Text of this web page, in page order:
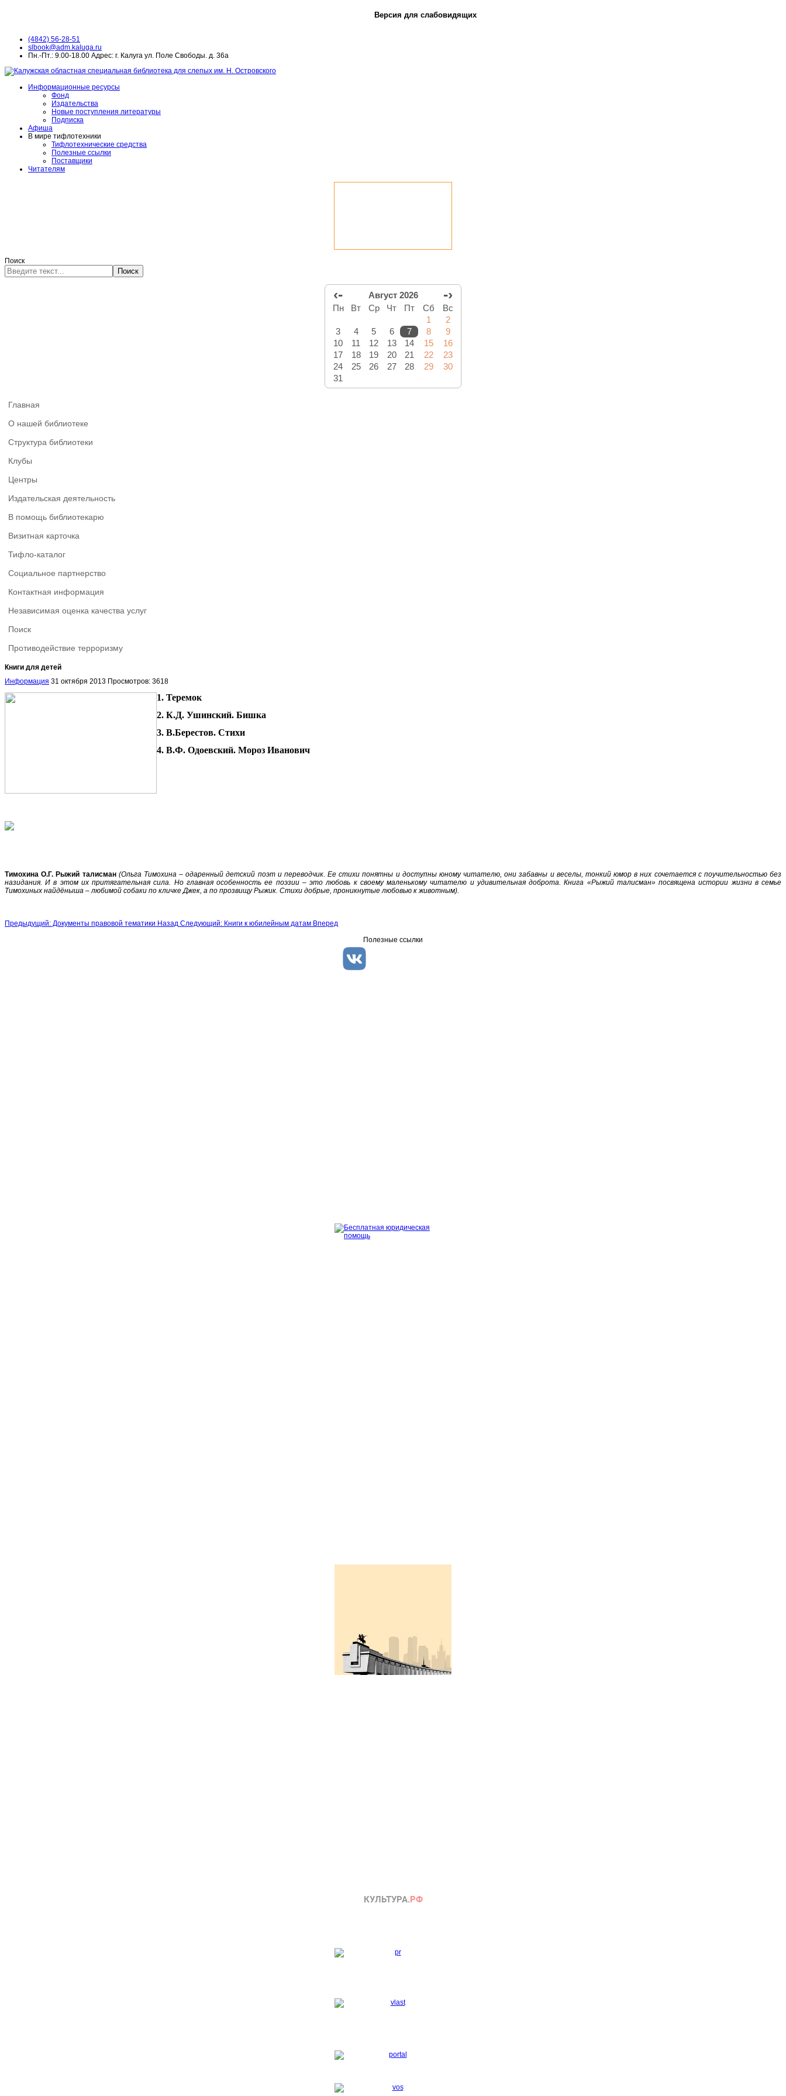
Версия для слабовидящих
(4842) 56-28-51
slbook@adm.kaluga.ru
Пн.-Пт.: 9.00-18.00 Адрес: г. Калуга ул. Поле Свободы. д. 36а
Информационные ресурсы
Фонд
Издательства
Новые поступления литературы
Подписка
Афиша
В мире тифлотехники
Тифлотехнические средства
Полезные ссылки
Поставщики
Читателям
Поиск
Поиск
‹- Август 2026 -›
Пн Вт Ср Чт Пт Сб
Вс
1
2
3
4 5 6 7 8
9
10
11 12 13 14 15
16
17
18 19 20 21 22
23
24
25 26 27 28 29
30
31
Главная
О нашей библиотеке
Структура библиотеки
Клубы
Центры
Издательская деятельность
В помощь библиотекарю
Визитная карточка
Тифло-каталог
Социальное партнерство
Контактная информация
Независимая оценка качества услуг
Поиск
Противодействие терроризму
Книги для детей
Информация 31 октября 2013 Просмотров: 3618
1. Теремок
2. К.Д. Ушинский. Бишка
3. В.Берестов. Стихи
4. В.Ф. Одоевский. Мороз Иванович
Тимохина О.Г. Рыжий талисман (Ольга Тимохина – одаренный детский поэт и переводчик. Ее стихи понятны и доступны юному читателю, они забавны и веселы, тонкий юмор в них сочетается с поучительностью без
назидания. И в этом их притягательная сила. Но главная особенность ее поэзии – это любовь к своему маленькому читателю и удивительная доброта. Книга «Рыжий талисман» посвящена истории жизни в семье
Тимохиных найдёныша – любимой собаки по кличке Джек, а по прозвищу Рыжик. Стихи добрые, проникнутые любовью к животным).
Предыдущий: Документы правовой тематики Назад Следующий: Книги к юбилейным датам Вперед
Полезные ссылки